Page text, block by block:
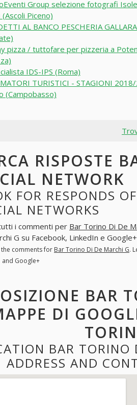
Group selezione fotografi
Piceno)
AL BANCO PESCHERIA
pizza / tuttofare per pizzeria a
IDS-IPS (Roma)
TURISTICI - STAGIONI
(Campobasso)
RISPOSTE
NETWORK
FOR RESPONDS
NETWORKS
i commenti per Bar Torino Di De
G su Facebook, LinkedIn e Google+
the comments for Bar Torino Di De Marchi G.
and Google+
BAR
DI
BAR TORINO
ADDRESS AND